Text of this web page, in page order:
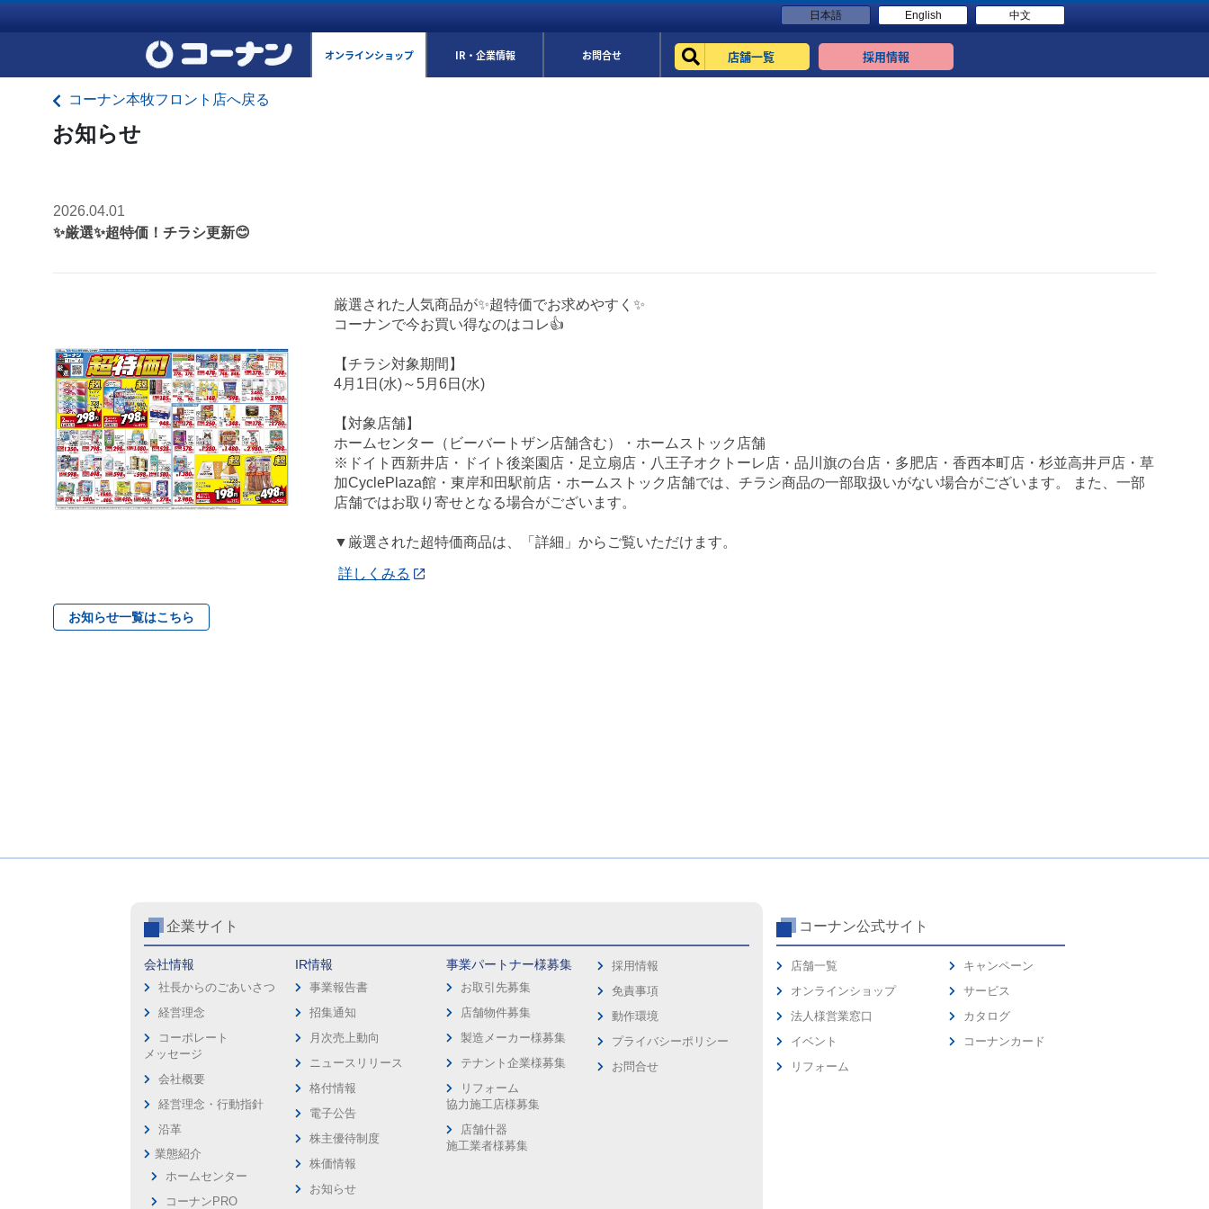
日本語 English 中文
オンラインショップ IR・企業情報 お問合せ 店舗一覧 採用情報
コーナン本牧フロント店へ戻る
お知らせ
2026.04.01
✨厳選✨超特価！チラシ更新😊
厳選された人気商品が✨超特価でお求めやすく✨
コーナンで今お買い得なのはコレ👍
【チラシ対象期間】
4月1日(水)～5月6日(水)
【対象店舗】
ホームセンター（ビーバートザン店舗含む）・ホームストック店舗
※ドイト西新井店・ドイト後楽園店・足立扇店・八王子オクトーレ店・品川旗の台店・多肥店・香西本町店・杉並高井戸店・草
加CyclePlaza館・東岸和田駅前店・ホームストック店舗では、チラシ商品の一部取扱いがない場合がございます。 また、一部
店舗ではお取り寄せとなる場合がございます。
▼厳選された超特価商品は、「詳細」からご覧いただけます。
詳しくみる
お知らせ一覧はこちら
企業サイト
会社情報
社長からのごあいさつ
経営理念
コーポレート
メッセージ
会社概要
経営理念・行動指針
沿革
業態紹介
ホームセンター
コーナンPRO
IR情報
事業報告書
招集通知
月次売上動向
ニュースリリース
格付情報
電子公告
株主優待制度
株価情報
お知らせ
事業パートナー様募集
お取引先募集
店舗物件募集
製造メーカー様募集
テナント企業様募集
リフォーム
協力施工店様募集
店舗什器
施工業者様募集
採用情報
免責事項
動作環境
プライバシーポリシー
お問合せ
コーナン公式サイト
店舗一覧
オンラインショップ
法人様営業窓口
イベント
リフォーム
キャンペーン
サービス
カタログ
コーナンカード